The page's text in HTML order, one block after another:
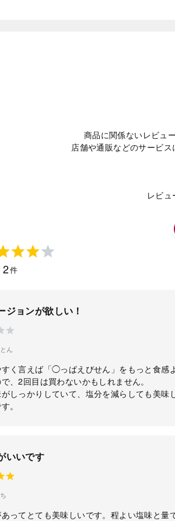
2件
商品に関係ないレビュ
店舗や通販などのサービ
レビ
ジョンが欲しい！
ん
く言えば「◯っぱえびせん」をもっと食感
、2回目は買わないかもしれません。
しっかりしていて、塩分を減らしても美
。
いいです
ってとても美味しいです。程よい塩味と量